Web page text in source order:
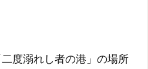
度溺れし者の港」の場所